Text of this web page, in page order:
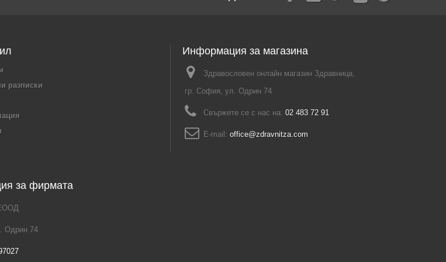
разписки
Информация за магазина
Здравословен онлайн магазин Здравница,
гр. София, ул. Одрин 74
Свържете се с нас на: 02 483 72 91
E-mail: office@zdravnitza.com
за фирмата
Одрин 74